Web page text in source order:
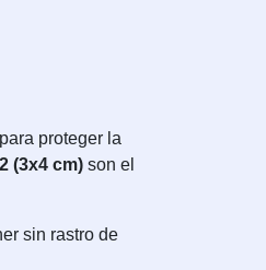
proteger la
2 (3x4 cm) son el
sin rastro de